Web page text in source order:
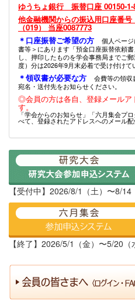
ゆうちょ銀行 振替口座 00150-
他金融機関からの振込用口座番
（019） 当座0087773
＊口座振替ご希望の方
個人ペー
書等＞にあります「預金口座振替依頼
し、押印したものを学会事務局までご
度）分は2026年9月末必着で受け付けて
＊領収書が必要な方
会費等の領収
宛名・送付先をお知らせください。
◎会員の方は各自、登録メールア
す。
「学会からのお知らせ」「六月集会プ
べて、登録されたアドレスへのメール
【受付中】2026/8/1（土）〜8/14
【終了】2026/5/1（金）〜5/20（